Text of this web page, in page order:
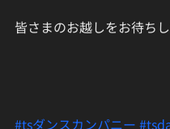
皆さまのお越しをお待ち
#tsダンスカンパニー